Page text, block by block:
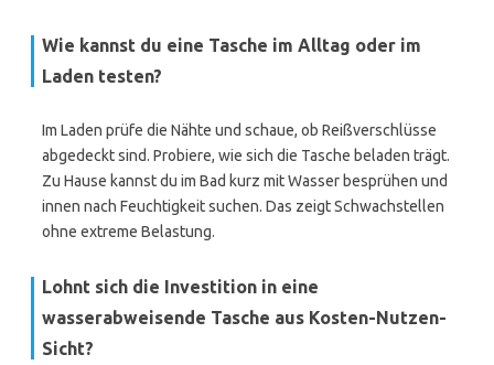
Wie kannst du eine Tasche im Alltag oder im
Laden testen?
Im Laden prüfe die Nähte und schaue, ob Reißverschlüsse
abgedeckt sind. Probiere, wie sich die Tasche beladen trägt.
Zu Hause kannst du im Bad kurz mit Wasser besprühen und
innen nach Feuchtigkeit suchen. Das zeigt Schwachstellen
ohne extreme Belastung.
Lohnt sich die Investition in eine
wasserabweisende Tasche aus Kosten-Nutzen-
Sicht?